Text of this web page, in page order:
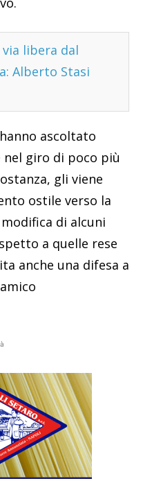
via libera dal
Alberto Stasi
ascoltato
giro di poco più
gli viene
ostile verso la
di alcuni
a quelle rese
anche una difesa a